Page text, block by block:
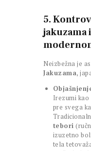
5.
jakuzama
Neizbežna je
Jakuzama,
Irezumi
pre svega
tebori
izuzetno
tela